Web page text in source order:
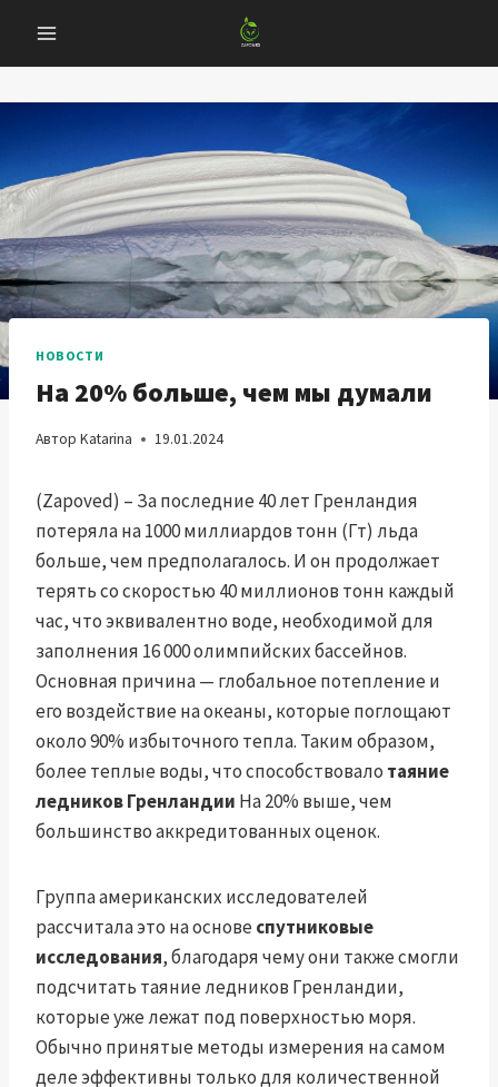
содержанию
НОВОСТИ
На 20% больше, чем мы думали
Автор Katarina 19.01.2024
(Zapoved) – За последние 40 лет Гренландия
потеряла на 1000 миллиардов тонн (Гт) льда
больше, чем предполагалось. И он продолжает
терять со скоростью 40 миллионов тонн каждый
час, что эквивалентно воде, необходимой для
заполнения 16 000 олимпийских бассейнов.
Основная причина — глобальное потепление и
его воздействие на океаны, которые поглощают
около 90% избыточного тепла. Таким образом,
более теплые воды, что способствовало таяние
ледников Гренландии На 20% выше, чем
большинство аккредитованных оценок.
Группа американских исследователей
рассчитала это на основе спутниковые
исследования, благодаря чему они также смогли
подсчитать таяние ледников Гренландии,
которые уже лежат под поверхностью моря.
Обычно принятые методы измерения на самом
деле эффективны только для количественной